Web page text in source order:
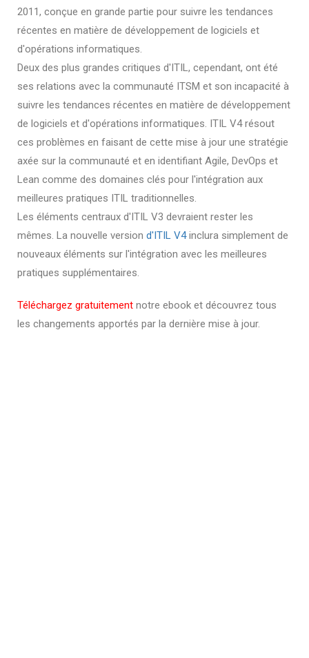
2011, conçue en grande partie pour suivre les tendances
récentes en matière de développement de logiciels et
d'opérations informatiques.
Deux des plus grandes critiques d'ITIL, cependant, ont été
ses relations avec la communauté ITSM et son incapacité à
suivre les tendances récentes en matière de développement
de logiciels et d'opérations informatiques. ITIL V4 résout
ces problèmes en faisant de cette mise à jour une stratégie
axée sur la communauté et en identifiant Agile, DevOps et
Lean comme des domaines clés pour l'intégration aux
meilleures pratiques ITIL traditionnelles.
Les éléments centraux d'ITIL V3 devraient rester les
mêmes. La nouvelle version d'ITIL V4inclura simplement de
nouveaux éléments sur l'intégration avec les meilleures
pratiques supplémentaires.
Téléchargez gratuitement notre ebook et découvrez tous
les changements apportés par la dernière mise à jour.